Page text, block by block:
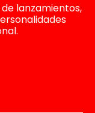
lanzamientos,